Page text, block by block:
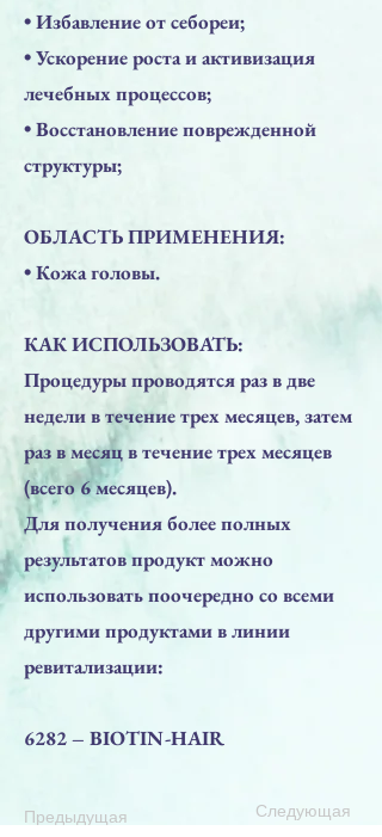
• Избавление от себореи;
• Ускорение роста и активизация
лечебных процессов;
• Восстановление поврежденной
структуры;
ОБЛАСТЬ ПРИМЕНЕНИЯ:
• Кожа головы.
КАК ИСПОЛЬЗОВАТЬ:
Процедуры проводятся раз в две
недели в течение трех месяцев, затем
раз в месяц в течение трех месяцев
(всего 6 месяцев).
Для получения более полных
результатов продукт можно
использовать поочередно со всеми
другими продуктами в линии
ревитализации:
6282 – BIOTIN-HAIR
Предыдущая Следующая